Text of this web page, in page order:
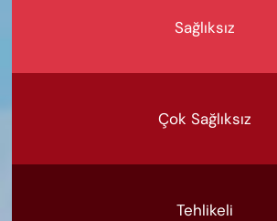
Sağlıksız
Çok Sağlıksız
Tehlikeli